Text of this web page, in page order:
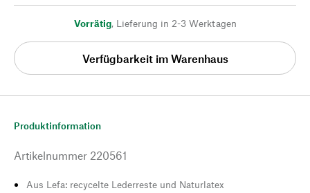
Vorrätig, Lieferung in 2-3 Werktagen
Verfügbarkeit im Warenhaus
Produktinformation
Artikelnummer 220561
Aus Lefa: recycelte Lederreste und Naturlatex